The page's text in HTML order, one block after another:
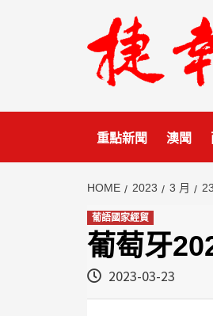
重點新聞 澳聞
HOME 2023 3 月 23
葡語國家經貿
葡萄牙
2023-03-23